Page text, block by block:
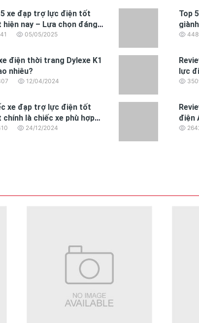
5 xe đạp trợ lực điện tốt
hiện nay – Lựa chọn đáng
năm 202505/05/2025
Top
đáng
điện thời trang Dylexe K1
nhiêu?
12/04/2024
lực
2025
xe đạp trợ lực điện tốt
chính là chiếc xe phù hợp
với nhu cầu của bạn
24/12/2024
điện
động